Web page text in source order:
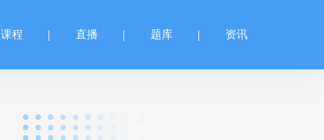
课程 直播 题库 资讯